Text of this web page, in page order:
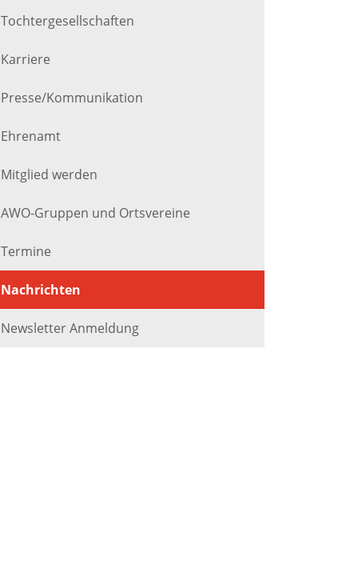
Tochtergesellschaften
Karriere
Presse/Kommunikation
Ehrenamt
Mitglied werden
AWO-Gruppen und Ortsvereine
Termine
Nachrichten
Newsletter Anmeldung